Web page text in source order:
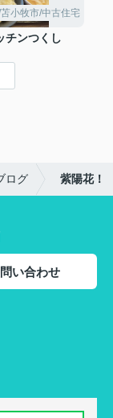
小牧市/中古住宅
チンつくし
ログ 紫陽花！
い合わせ